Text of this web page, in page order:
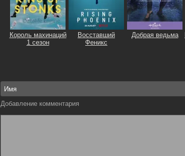
Король махинаций
1 сезон
Восставший
Феникс
Добрая ведьма
Добавление комментария